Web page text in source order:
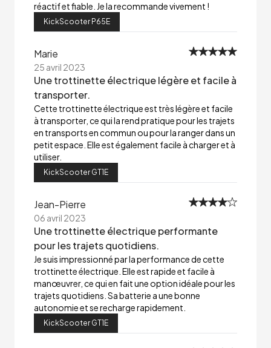
réactif et fiable. Je la recommande vivement !
KickScooter P65E
Marie
25 avril 2023
Une trottinette électrique légère et facile à
transporter.
Cette trottinette électrique est très légère et facile
à transporter, ce qui la rend pratique pour les trajets
en transports en commun ou pour la ranger dans un
petit espace. Elle est également facile à charger et à
utiliser.
KickScooter GT1E
Jean-Pierre
06 avril 2023
Une trottinette électrique performante
pour les trajets quotidiens.
Je suis impressionné par la performance de cette
trottinette électrique. Elle est rapide et facile à
manœuvrer, ce qui en fait une option idéale pour les
trajets quotidiens. Sa batterie a une bonne
autonomie et se recharge rapidement.
KickScooter GT1E